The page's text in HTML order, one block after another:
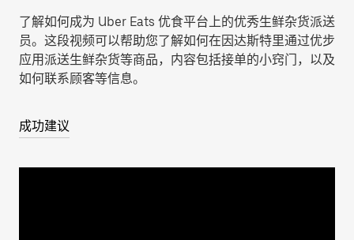
了解如何成为 Uber Eats 优食平台上的优秀生鲜杂货派送
员。这段视频可以帮助您了解如何在因达斯特里通过优步
应用派送生鲜杂货等商品，内容包括接单的小窍门，以及
如何联系顾客等信息。
成功建议